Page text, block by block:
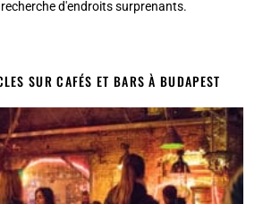
d'endroits surprenants.
SUR CAFÉS ET BARS À BUDAPEST